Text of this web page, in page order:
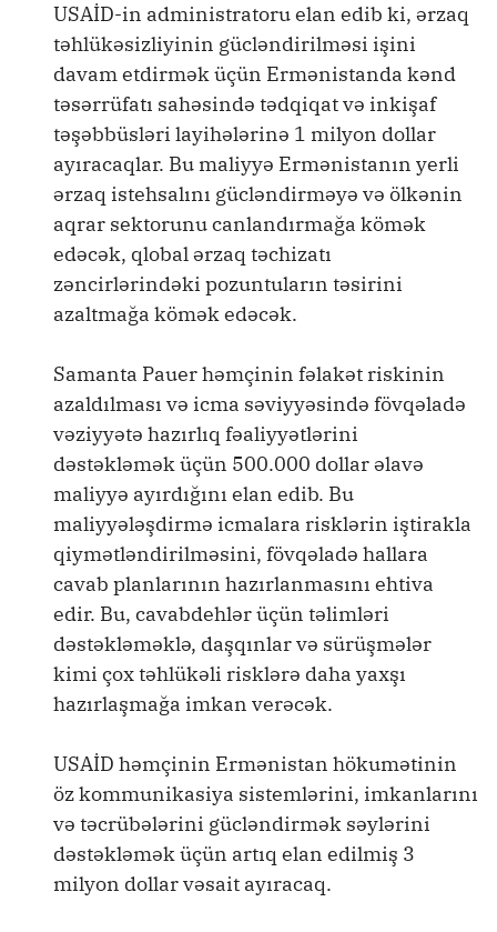
USAİD-in administratoru elan edib ki, ərzaq
təhlükəsizliyinin gücləndirilməsi işini
davam etdirmək üçün Ermənistanda kənd
təsərrüfatı sahəsində tədqiqat və inkişaf
təşəbbüsləri layihələrinə 1 milyon dollar
ayıracaqlar. Bu maliyyə Ermənistanın yerli
ərzaq istehsalını gücləndirməyə və ölkənin
aqrar sektorunu canlandırmağa kömək
edəcək, qlobal ərzaq təchizatı
zəncirlərindəki pozuntuların təsirini
azaltmağa kömək edəcək.
Samanta Pauer həmçinin fəlakət riskinin
azaldılması və icma səviyyəsində fövqəladə
vəziyyətə hazırlıq fəaliyyətlərini
dəstəkləmək üçün 500.000 dollar əlavə
maliyyə ayırdığını elan edib. Bu
maliyyələşdirmə icmalara risklərin iştirakla
qiymətləndirilməsini, fövqəladə hallara
cavab planlarının hazırlanmasını ehtiva
edir. Bu, cavabdehlər üçün təlimləri
dəstəkləməklə, daşqınlar və sürüşmələr
kimi çox təhlükəli risklərə daha yaxşı
hazırlaşmağa imkan verəcək.
USAİD həmçinin Ermənistan hökumətinin
öz kommunikasiya sistemlərini, imkanlarını
və təcrübələrini gücləndirmək səylərini
dəstəkləmək üçün artıq elan edilmiş 3
milyon dollar vəsait ayıracaq.